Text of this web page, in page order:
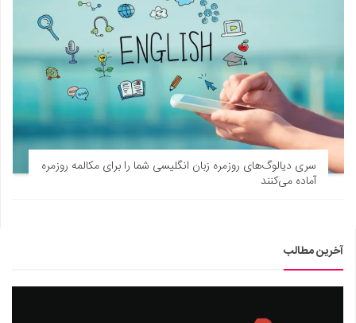
سری دیالوگ‌های روزمره زبان انگلیسی شما را برای مکالمه روزمره
آماده می‌کنند
آخرین مطالب